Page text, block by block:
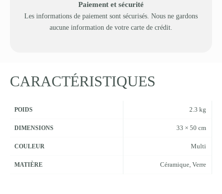
Paiement et sécurité
Les informations de paiement sont sécurisés. Nous ne gardons
aucune information de votre carte de crédit.
CARACTÉRISTIQUES
POIDS 2.3 kg
DIMENSIONS 33 × 50 cm
COULEUR Multi
MATIÈRE Céramique, Verre